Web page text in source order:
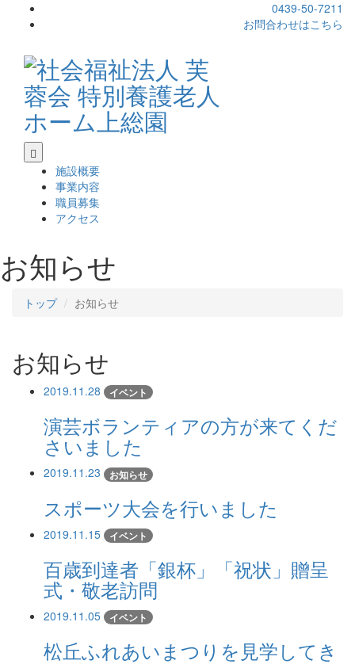
0439-50-7211
お問合わせはこちら
施設概要
事業内容
職員募集
アクセス
お知らせ
トップ お知らせ
お知らせ
2019.11.28 イベント
演芸ボランティアの方が来てくだ
さいました
2019.11.23 お知らせ
スポーツ大会を行いました
2019.11.15 イベント
百歳到達者「銀杯」「祝状」贈呈
式・敬老訪問
2019.11.05 イベント
松丘ふれあいまつりを見学してき